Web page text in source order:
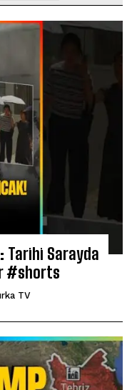
Tarihi Sarayda
#shorts
TV